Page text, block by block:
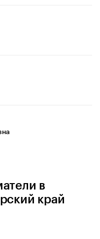
в
край